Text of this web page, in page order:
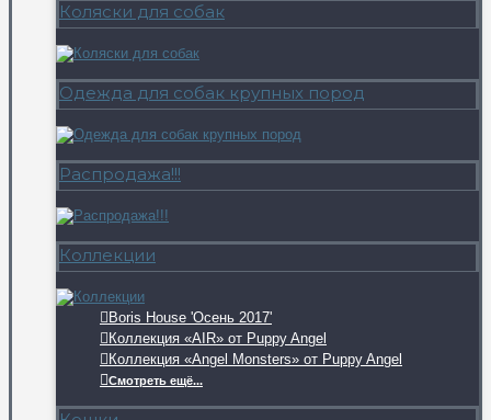
Коляски для собак
Одежда для собак крупных пород
Распродажа!!!
Коллекции
Boris House 'Осень 2017'
Коллекция «AIR» от Puppy Angel
Коллекция «Angel Monsters» от Puppy Angel
Смотреть ещё...